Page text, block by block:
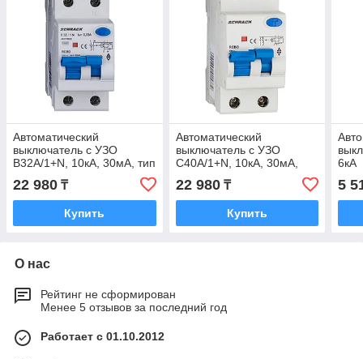
Автоматический
выключатель с УЗО
B32А/1+N, 10кА, 30мА, тип
22 980 ₸
Купить
Автоматический
выключатель с УЗО
C40А/1+N, 10кА, 30мА,
22 980₸
Купить
6кА
5
О нас
Рейтинг не сформирован
Менее 5 отзывов за последний год
Работает с 01.10.2012